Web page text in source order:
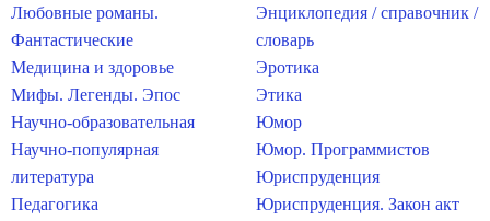
Любовные романы.
Фантастические
Медицина и здоровье
Мифы. Легенды. Эпос
Научно-образовательная
Научно-популярная
литература
Педагогика
Энциклопедия / справочник /
словарь
Эротика
Этика
Юмор
Юмор. Программистов
Юриспруденция
Юриспруденция. Закон акт